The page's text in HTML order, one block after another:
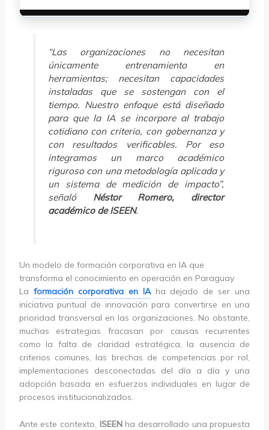
“Las organizaciones no necesitan
únicamente entrenamiento en
herramientas; necesitan capacidades
instaladas que se sostengan con el
tiempo. Nuestro enfoque está diseñado
para que la IA se incorpore al trabajo
cotidiano con criterio, con gobernanza y
con resultados verificables. Por eso
integramos un marco académico
riguroso con una metodología aplicada y
un sistema de medición de impacto”,
señaló Néstor Romero, director
académico de ISEEN.
Un modelo de formación corporativa en IA que
transforma el conocimiento en operación en Paraguay
La formación corporativa en IAha dejado de ser una
iniciativa puntual de innovación para convertirse en una
prioridad transversal en las organizaciones. No obstante,
muchas estrategias fracasan por causas recurrentes
como la falta de claridad estratégica, la ausencia de
criterios comunes, las brechas de competencias por rol,
implementaciones desconectadas del día a día y una
adopción basada en esfuerzos individuales en lugar de
procesos institucionalizados.
Ante este contexto, ISEENha desarrollado una propuesta